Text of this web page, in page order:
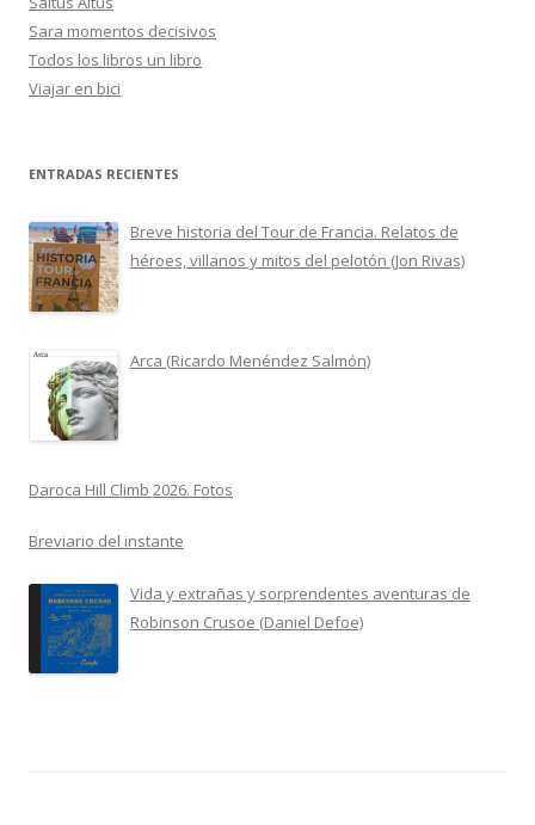
Sara momentos decisivos
Todos los libros un libro
Viajar en bici
ENTRADAS RECIENTES
Breve historia del Tour de Francia. Relatos de
héroes, villanos y mitos del pelotón (Jon Rivas)
Arca (Ricardo Menéndez Salmón)
Daroca Hill Climb 2026. Fotos
Breviario del instante
Vida y extrañas y sorprendentes aventuras de
Robinson Crusoe (Daniel Defoe)